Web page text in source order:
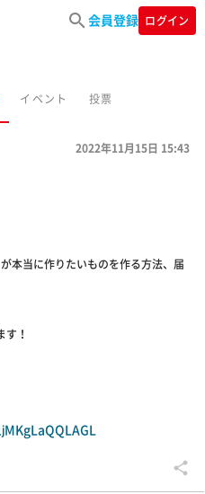
会員登録 ログイン
イベント 投票
2022年11月15日 15:43
本当に作りたいものを作る方法、届
！